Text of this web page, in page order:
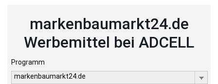
markenbaumarkt24.de
Werbemittel bei ADCELL
Programm
markenbaumarkt24.de